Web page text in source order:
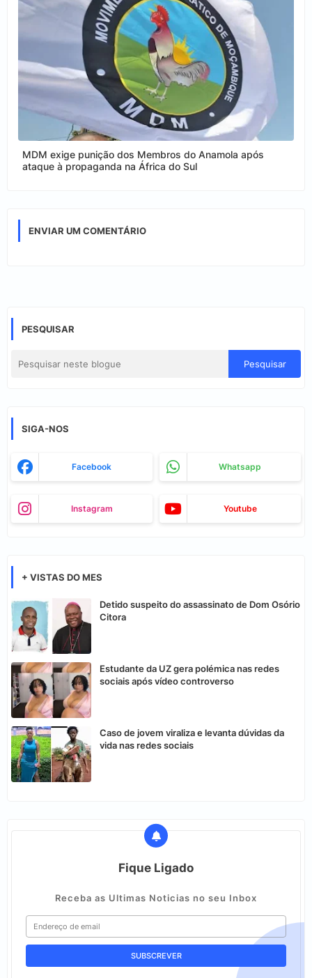
MDM exige punição dos Membros do Anamola após
ataque à propaganda na África do Sul
ENVIAR UM COMENTÁRIO
PESQUISAR
SIGA-NOS
Facebook Whatsapp
Instagram Youtube
+ VISTAS DO MES
Detido suspeito do assassinato de Dom Osório
Citora
Estudante da UZ gera polémica nas redes
sociais após vídeo controverso
Caso de jovem viraliza e levanta dúvidas da
vida nas redes sociais
Fique Ligado
Receba as Ultimas Noticias no seu Inbox